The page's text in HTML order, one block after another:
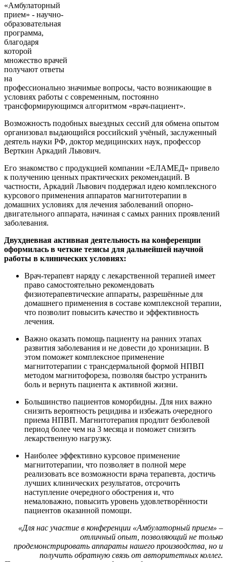
«Амбулаторный
прием» - научно-
образовательная
программа,
благодаря
которой
множество врачей
получают ответы
на
профессионально значимые вопросы, часто возникающие в
условиях работы с современным, постоянно
трансформирующимся алгоритмом «врач-пациент».
Возможность подобных выездных сессий для обмена опытом
организовал выдающийся российский учёный, заслуженный
деятель науки РФ, доктор медицинских наук, профессор
Верткин Аркадий Львович.
Его знакомство с продукцией компании «ЕЛАМЕД» привело
к получению ценных практических рекомендаций. В
частности, Аркадий Львович поддержал идею комплексного
курсового применения аппаратов магнитотерапии в
домашних условиях для лечения заболеваний опорно-
двигательного аппарата, начиная с самых ранних проявлений
заболевания.
Двухдневная активная деятельность на конференции
оформилась в четкие тезисы для дальнейшей научной
работы в клинических условиях:
Врач-терапевт наряду с лекарственной терапией имеет
право самостоятельно рекомендовать
физиотерапевтические аппараты, разрешённые для
домашнего применения в составе комплексной терапии,
что позволит повысить качество и эффективность
лечения.
Важно оказать помощь пациенту на ранних этапах
развития заболевания и не довести до хронизации. В
этом поможет комплексное применение
магнитотерапии с трансдермальной формой НПВП
методом магнитофореза, позволяя быстро устранить
боль и вернуть пациента к активной жизни.
Большинство пациентов коморбидны. Для них важно
снизить вероятность рецидива и избежать очередного
приема НПВП. Магнитотерапия продлит безболевой
период более чем на 3 месяца и поможет снизить
лекарственную нагрузку.
Наиболее эффективно курсовое применение
магнитотерапии, что позволяет в полной мере
реализовать все возможности врача терапевта, достичь
лучших клинических результатов, отсрочить
наступление очередного обострения и, что
немаловажно, повысить уровень удовлетворённости
пациентов оказанной помощи.
«Для нас участие в конференции «Амбулаторный прием» –
отличный опыт, позволяющий не только
продемонстрировать аппараты нашего производства, но и
получить обратную связь от авторитетных коллег.